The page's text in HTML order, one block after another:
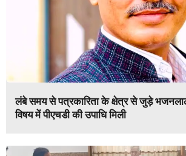
लंबे समय से पत्रकारिता के क्षेत्र से जुड़े
विषय में पीएचडी की उपाधि मिली